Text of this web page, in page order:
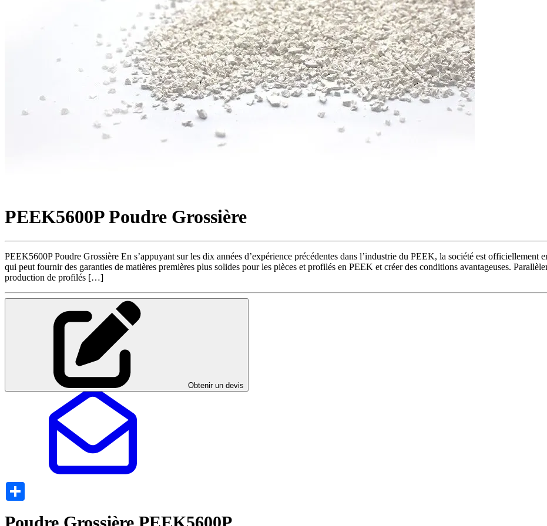
PEEK5600P Poudre Grossière
PEEK5600P Poudre Grossière En s’appuyant sur les dix années d’expérience précédentes dans l’industrie du PEEK, la société est
qui peut fournir des garanties de matières premières plus solides pour les pièces et profilés en PEEK et créer des conditions avantageuses.
production de profilés […]
Obtenir un devis
Poudre Grossière PEEK5600P